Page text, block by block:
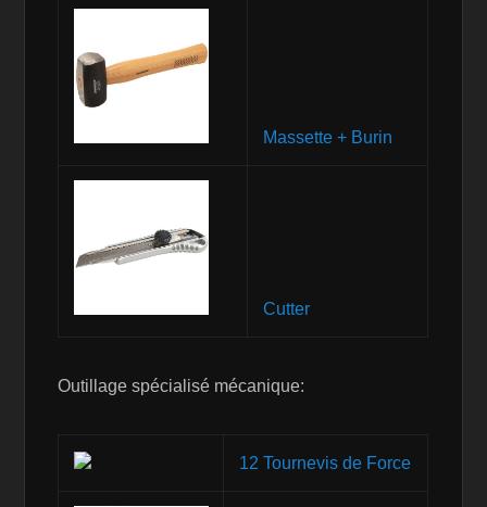
Massette + Burin
Cutter
Outillage spécialisé mécanique:
12 Tournevis de Force